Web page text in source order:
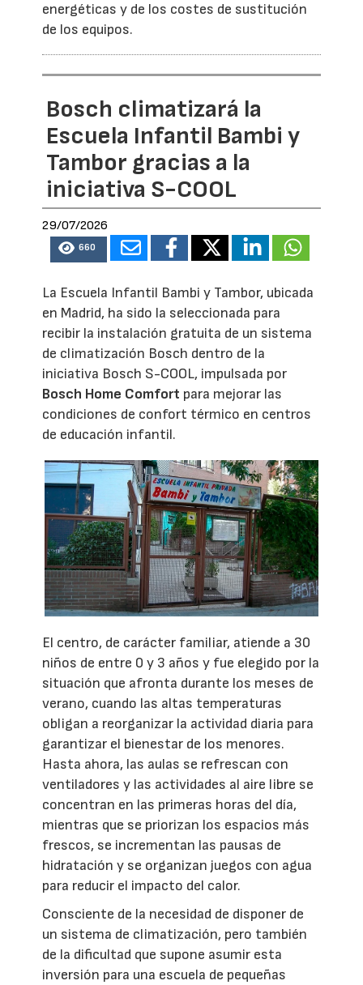
energéticas y de los costes de sustitución
de los equipos.
Bosch climatizará la
Escuela Infantil Bambi y
Tambor gracias a la
iniciativa S-COOL
29/07/2026
660
La Escuela Infantil Bambi y Tambor, ubicada
en Madrid, ha sido la seleccionada para
recibir la instalación gratuita de un sistema
de climatización Bosch dentro de la
iniciativa Bosch S-COOL, impulsada por
Bosch Home Comfort para mejorar las
condiciones de confort térmico en centros
de educación infantil.
El centro, de carácter familiar, atiende a 30
niños de entre 0 y 3 años y fue elegido por la
situación que afronta durante los meses de
verano, cuando las altas temperaturas
obligan a reorganizar la actividad diaria para
garantizar el bienestar de los menores.
Hasta ahora, las aulas se refrescan con
ventiladores y las actividades al aire libre se
concentran en las primeras horas del día,
mientras que se priorizan los espacios más
frescos, se incrementan las pausas de
hidratación y se organizan juegos con agua
para reducir el impacto del calor.
Consciente de la necesidad de disponer de
un sistema de climatización, pero también
de la dificultad que supone asumir esta
inversión para una escuela de pequeñas